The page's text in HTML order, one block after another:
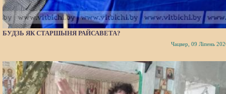
БУДЗЬ ЯК СТАРШЫНЯ РАЙСАВЕТА?
Чацвер, 09 Ліпень